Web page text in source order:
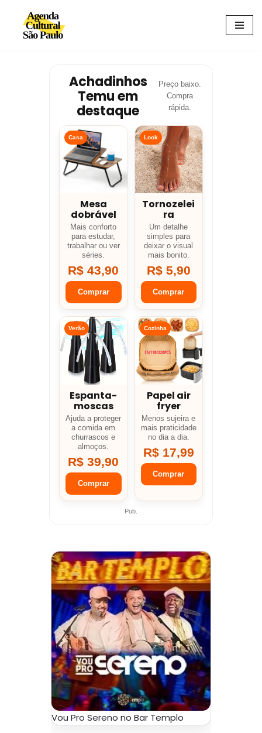
Avançar
Achadinhos
Temu em
destaque
Preço baixo.
Compra
rápida.
Casa
Mesa
dobrável
Mais conforto
para estudar,
trabalhar ou ver
séries.
R$ 43,90
Comprar
Look
Tornozelei
ra
Um detalhe
simples para
deixar o visual
mais bonito.
R$ 5,90
Comprar
Verão
Espanta-
moscas
Ajuda a proteger
a comida em
churrascos e
almoços.
R$ 39,90
Comprar
Cozinha
Papel air
fryer
Menos sujeira e
mais praticidade
no dia a dia.
R$ 17,99
Comprar
Pub.
Vou Pro Sereno no Bar Templo